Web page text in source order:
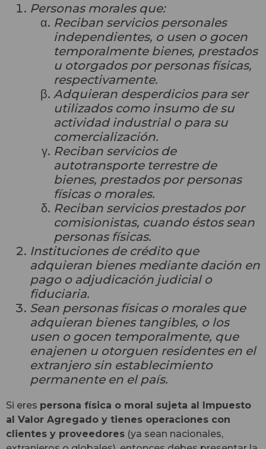
Personas morales que:
Reciban servicios personales
independientes, o usen o gocen
temporalmente bienes, prestados
u otorgados por personas físicas,
respectivamente.
Adquieran desperdicios para ser
utilizados como insumo de su
actividad industrial o para su
comercialización.
Reciban servicios de
autotransporte terrestre de
bienes, prestados por personas
físicas o morales.
Reciban servicios prestados por
comisionistas, cuando éstos sean
personas físicas.
Instituciones de crédito que
adquieran bienes mediante dación en
pago o adjudicación judicial o
fiduciaria.
Sean personas físicas o morales que
adquieran bienes tangibles, o los
usen o gocen temporalmente, que
enajenen u otorguen residentes en el
extranjero sin establecimiento
permanente en el país.
Si eres persona física o moral sujeta al Impuesto
al Valor Agregado y tienes operaciones con
clientes y proveedores (ya sean nacionales,